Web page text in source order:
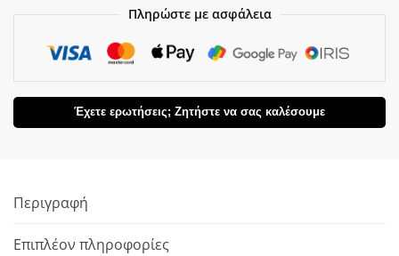
Πληρώστε με ασφάλεια
Έχετε ερωτήσεις; Ζητήστε να σας καλέσουμε
Περιγραφή
Επιπλέον πληροφορίες